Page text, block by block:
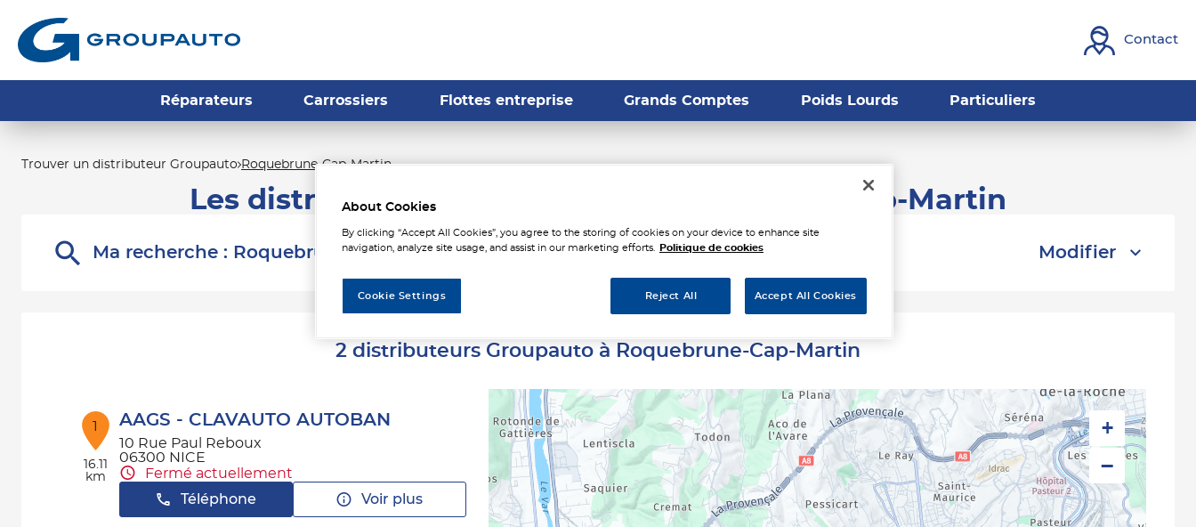
Contact
Réparateurs Carrossiers Flottes entreprise Grands Comptes Poids Lourds Particuliers
Trouver un distributeur Groupauto Roquebrune-Cap-Martin
Les distributeurs Groupauto à Roquebrune-Cap-Martin
Ma recherche : Roquebrune-Cap-Martin Modifier
2 distributeurs Groupauto à Roquebrune-Cap-Martin
1
16.11
km
AAGS - CLAVAUTO AUTOBAN
10 Rue Paul Reboux
06300 NICE
Fermé actuellement
Téléphone
Voir plus
+
−
About Cookies
By clicking “Accept All Cookies”, you agree to the storing of cookies on your device to enhance site
navigation, analyze site usage, and assist in our marketing efforts.
Politique de cookies
Reject All Accept All Cookies
Cookie Settings